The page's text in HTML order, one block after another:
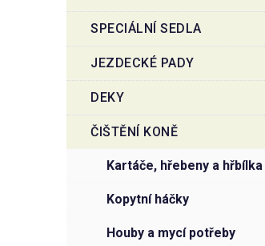
SPECIÁLNÍ SEDLA
JEZDECKÉ PADY
DEKY
ČIŠTĚNÍ KONĚ
kartáče, hřebeny a hřbílka
kopytní háčky
houby a mycí potřeby